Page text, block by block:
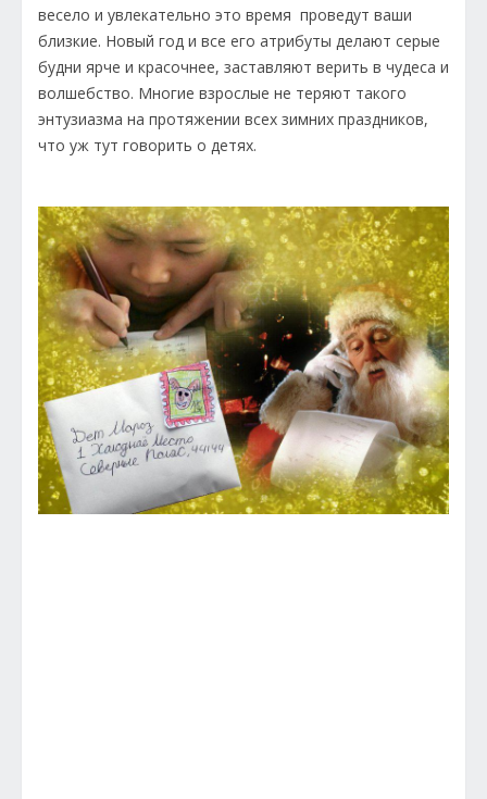
весело и увлекательно это время проведут ваши
близкие. Новый год и все его атрибуты делают серые
будни ярче и красочнее, заставляют верить в чудеса и
волшебство. Многие взрослые не теряют такого
энтузиазма на протяжении всех зимних праздников,
что уж тут говорить о детях.